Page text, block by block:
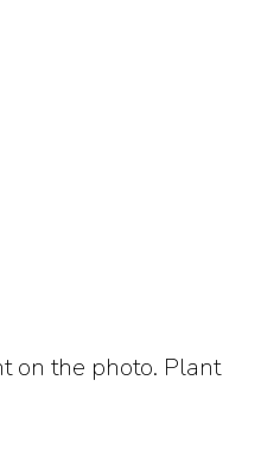
on the photo. Plant